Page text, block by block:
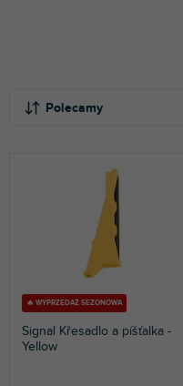
Polecamy
NAJCZĘŚCIEJ SPRZEDAWANE
ALFABETYCZNIE
🔥 WYPRZEDAŻ SEZONOWA
Signal Křesadlo a píšťalka -
Yellow